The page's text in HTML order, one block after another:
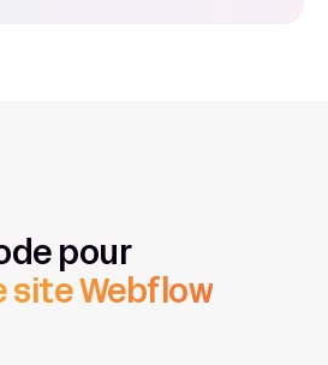
pour
site Webflow